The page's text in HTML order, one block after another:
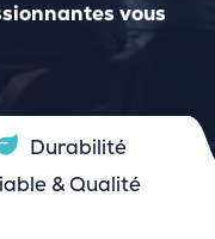
vous
Durabilité
& Qualité